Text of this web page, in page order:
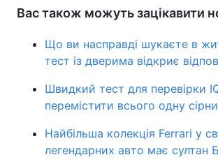
Вас також можуть зацікавити
Що ви насправді шукаєте в
тест із дверима відкриє
Швидкий тест для перевірки
перемістити всього одну
Найбільша колекція Ferrari у
легендарних авто має султан